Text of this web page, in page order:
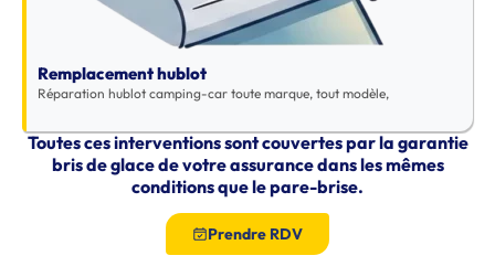
Remplacement hublot
Réparation hublot camping-car toute marque, tout modèle,
Toutes ces interventions sont couvertes par la garantie
bris de glace de votre assurance dans les mêmes
conditions que le pare-brise.
Prendre RDV